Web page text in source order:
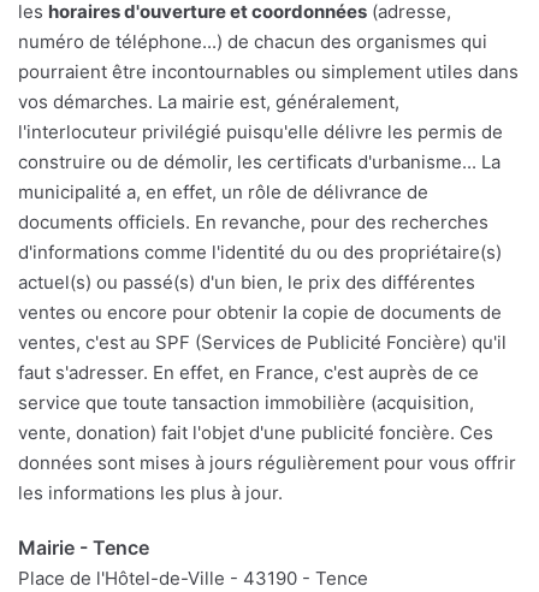
les horaires d'ouverture et coordonnées (adresse,
numéro de téléphone...) de chacun des organismes qui
pourraient être incontournables ou simplement utiles dans
vos démarches. La mairie est, généralement,
l'interlocuteur privilégié puisqu'elle délivre les permis de
construire ou de démolir, les certificats d'urbanisme... La
municipalité a, en effet, un rôle de délivrance de
documents officiels. En revanche, pour des recherches
d'informations comme l'identité du ou des propriétaire(s)
actuel(s) ou passé(s) d'un bien, le prix des différentes
ventes ou encore pour obtenir la copie de documents de
ventes, c'est au SPF (Services de Publicité Foncière) qu'il
faut s'adresser. En effet, en France, c'est auprès de ce
service que toute tansaction immobilière (acquisition,
vente, donation) fait l'objet d'une publicité foncière. Ces
données sont mises à jours régulièrement pour vous offrir
les informations les plus à jour.
Mairie - Tence
Place de l'Hôtel-de-Ville - 43190 - Tence